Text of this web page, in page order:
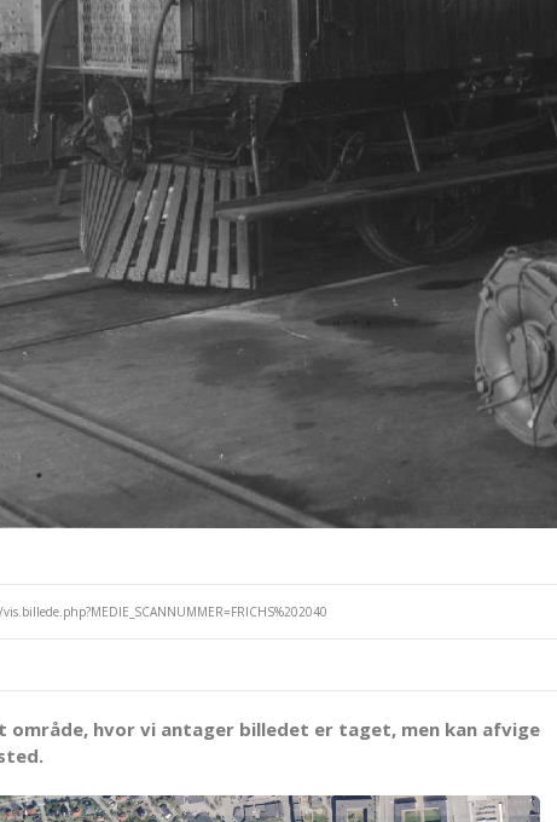
område, hvor vi antager billedet er taget, men kan afvige